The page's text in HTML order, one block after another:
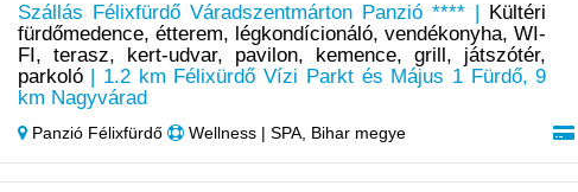
Szállás Félixfürdő Váradszentmárton Panzió **** |
Kültéri
fürdőmedence, étterem, légkondícionáló, vendékonyha, WI-
FI, terasz, kert-udvar, pavilon, kemence, grill, játszótér,
parkoló| 1.2 km Félixürdő Vízi Parkt és Május 1 Fürdő, 9
km Nagyvárad
Panzió Félixfürdő Wellness | SPA, Bihar megye